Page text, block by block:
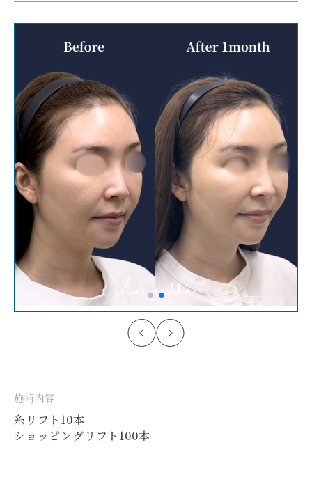
施術内容
糸リフト10本
ショッピングリフト100本